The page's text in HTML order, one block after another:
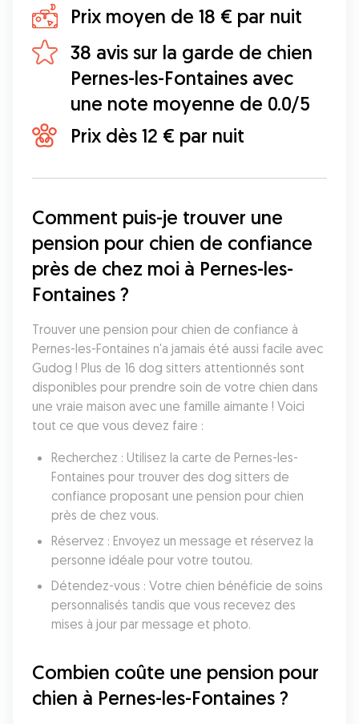
Prix moyen de 18 € par nuit
38 avis sur la garde de chien
Pernes-les-Fontaines avec
une note moyenne de 0.0/5
Prix dès 12 € par nuit
Comment puis-je trouver une
pension pour chien de confiance
près de chez moi à Pernes-les-
Fontaines ?
Trouver une pension pour chien de confiance à
Pernes-les-Fontaines n'a jamais été aussi facile avec
Gudog ! Plus de 16 dog sitters attentionnés sont
disponibles pour prendre soin de votre chien dans
une vraie maison avec une famille aimante ! Voici
tout ce que vous devez faire :
Recherchez : Utilisez la carte de Pernes-les-
Fontaines pour trouver des dog sitters de
confiance proposant une pension pour chien
près de chez vous.
Réservez : Envoyez un message et réservez la
personne idéale pour votre toutou.
Détendez-vous : Votre chien bénéficie de soins
personnalisés tandis que vous recevez des
mises à jour par message et photo.
Combien coûte une pension pour
chien à Pernes-les-Fontaines ?